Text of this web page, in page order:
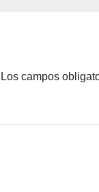
Los campos